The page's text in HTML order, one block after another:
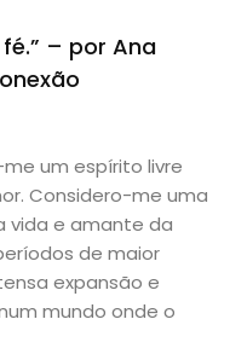
– por Ana
um espírito livre
Considero-me uma
vida e amante da
de maior
expansão e
mundo onde o